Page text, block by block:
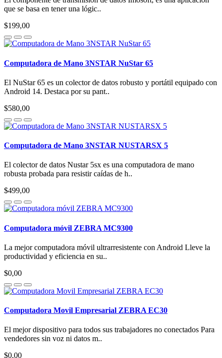
que se basa en tener una lógic..
$199,00
Computadora de Mano 3NSTAR NuStar 65
El NuStar 65 es un colector de datos robusto y portátil equipado con
Android 14. Destaca por su pant..
$580,00
Computadora de Mano 3NSTAR NUSTARSX 5
El colector de datos Nustar 5sx es una computadora de mano
robusta probada para resistir caídas de h..
$499,00
Computadora móvil ZEBRA MC9300
La mejor computadora móvil ultrarresistente con Android Lleve la
productividad y eficiencia en su..
$0,00
Computadora Movil Empresarial ZEBRA EC30
El mejor dispositivo para todos sus trabajadores no conectados Para
vendedores sin voz ni datos m..
$0,00